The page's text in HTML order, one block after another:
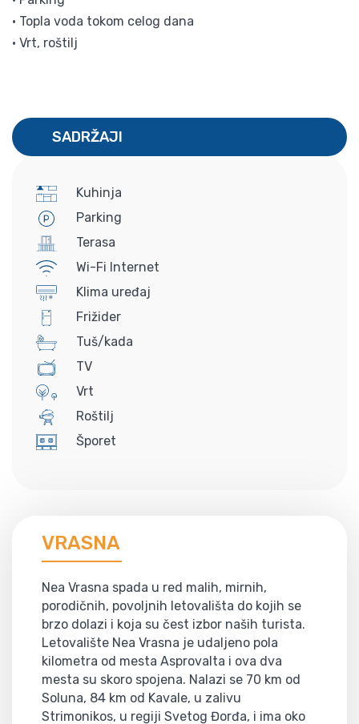
• Topla voda tokom celog dana
• Vrt, roštilj
SADRŽAJI
Kuhinja
Parking
Terasa
Wi-Fi Internet
Klima uređaj
Frižider
Tuš/kada
TV
Vrt
Roštilj
Šporet
VRASNA
Nea Vrasna spada u red malih, mirnih,
porodičnih, povoljnih letovališta do kojih se
brzo dolazi i koja su čest izbor naših turista.
Letovalište Nea Vrasna je udaljeno pola
kilometra od mesta Asprovalta i ova dva
mesta su skoro spojena. Nalazi se 70 km od
Soluna, 84 km od Kavale, u zalivu
Strimonikos, u regiji Svetog Đorđa, i ima oko